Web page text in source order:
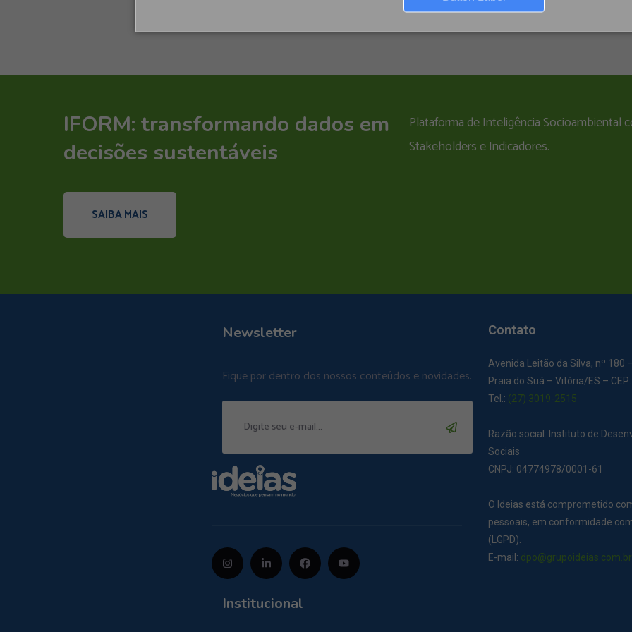
IFORM: transformando dados em
decisões sustentáveis
Plataforma de Inteligência Socioambiental
Stakeholders e Indicadores.
SAIBA MAIS
Newsletter
Fique por dentro dos nossos conteúdos e novidades.
Institucional
Contato
Avenida Leitão da Silva, nº 180
Praia do Suá – Vitória/ES –
Tel.: (27) 3019-2515
Razão social: Instituto de
Sociais
CNPJ: 04774978/0001-61
O Ideias está comprometido
pessoais, em conformidade
(LGPD).
E-mail: dpo@grupoideias.com.br